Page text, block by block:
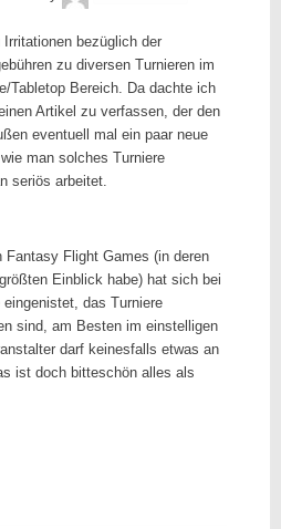
bezüglich der
zu diversen Turnieren im
Tabletop Bereich. Da dachte ich
Artikel zu verfassen, der den
eventuell mal ein paar neue
man solches Turniere
seriös arbeitet.
Fantasy Flight Games (in deren
Einblick habe) hat sich bei
das Turniere
sind, am Besten im einstelligen
darf keinesfalls etwas an
ist doch bitteschön alles als